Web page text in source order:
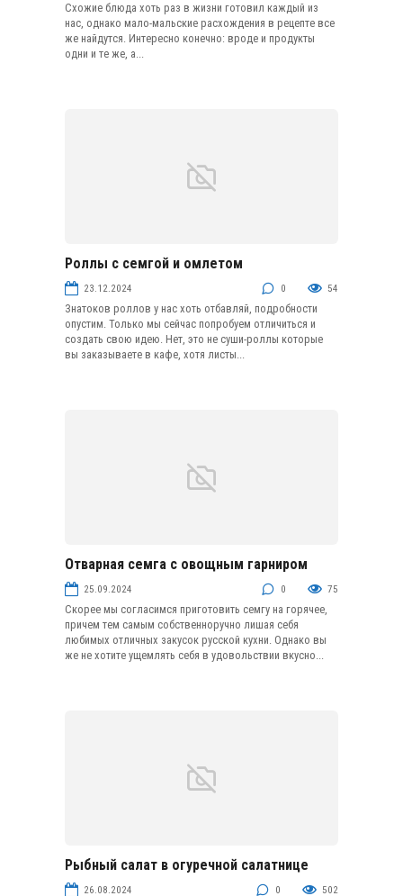
Схожие блюда хоть раз в жизни готовил каждый из
нас, однако мало-мальские расхождения в рецепте все
же найдутся. Интересно конечно: вроде и продукты
одни и те же, а...
Роллы с семгой и омлетом
23.12.2024 0 54
Знатоков роллов у нас хоть отбавляй, подробности
опустим. Только мы сейчас попробуем отличиться и
создать свою идею. Нет, это не суши-роллы которые
вы заказываете в кафе, хотя листы...
Закуски из рыбы и морепродуктов
Отварная семга с овощным гарниром
25.09.2024 0 75
Скорее мы согласимся приготовить семгу на горячее,
причем тем самым собственноручно лишая себя
любимых отличных закусок русской кухни. Однако вы
же не хотите ущемлять себя в удовольствии вкусно...
Рыбный салат в огуречной салатнице
26.08.2024 0 502